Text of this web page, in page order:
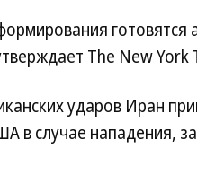
готовятся
The New York
ударов Иран
в случае нападения,